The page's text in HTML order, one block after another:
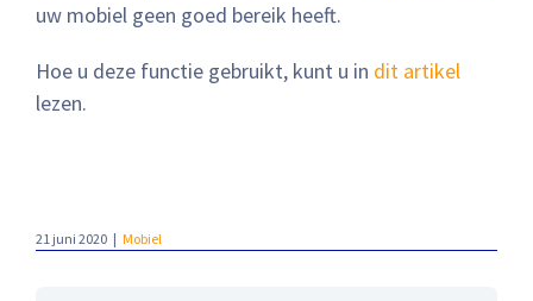
uw mobiel geen goed bereik heeft.
Hoe u deze functie gebruikt, kunt u in dit artikel
lezen.
21 juni 2020 | Mobiel